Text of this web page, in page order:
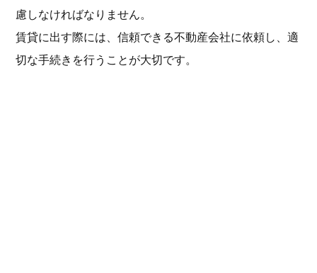
慮しなければなりません。
賃貸に出す際には、信頼できる不動産会社に依頼し、適
切な手続きを行うことが大切です。